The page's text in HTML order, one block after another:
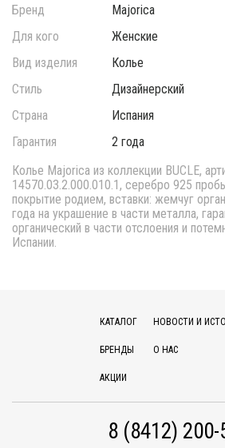
Бренд
Majorica
Для кого
Женские
Вид изделия
Колье
Стиль
Дизайнерский
Страна
Испания
Гарантия
2 года
Колье Majorica из коллекции BUCLE,
14570.03.2.000.010.1, серебро 925
покрытие родием, вставки: жемчуг
года на украшение в части металла,
органический в части отслоения и
Испании.
КАТАЛОГ
БРЕНДЫ
АКЦИИ
НОВОСТИ И
О НАС
8 (8412) 200-